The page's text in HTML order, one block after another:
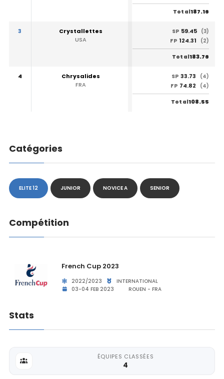
Total187.16
3
Crystallettes
USA
SP 59.45 (3)
FP 124.31 (2)
Total183.76
4
Chrysalides
FRA
SP 33.73
(4)
FP 74.82 (4)
Total108.55
Catégories
ELITE 12 JUNIOR NOVICE A SENIOR
Compétition
French Cup 2023
2022/2023
INTERNATIONAL
03-04 FEB 2023
ROUEN - FRA
Stats
ÉQUIPES CLASSÉES
4